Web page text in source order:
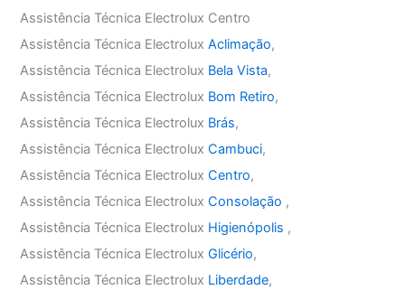
Assistência Técnica Electrolux Centro
Assistência Técnica ElectroluxAclimação,
Assistência Técnica Electrolux Bela Vista,
Assistência Técnica Electrolux Bom Retiro,
Assistência Técnica Electrolux Brás,
Assistência Técnica ElectroluxCambuci,
Assistência Técnica ElectroluxCentro,
Assistência Técnica ElectroluxConsolação ,
Assistência Técnica Electrolux Higienópolis ,
Assistência Técnica ElectroluxGlicério,
Assistência Técnica Electrolux Liberdade,